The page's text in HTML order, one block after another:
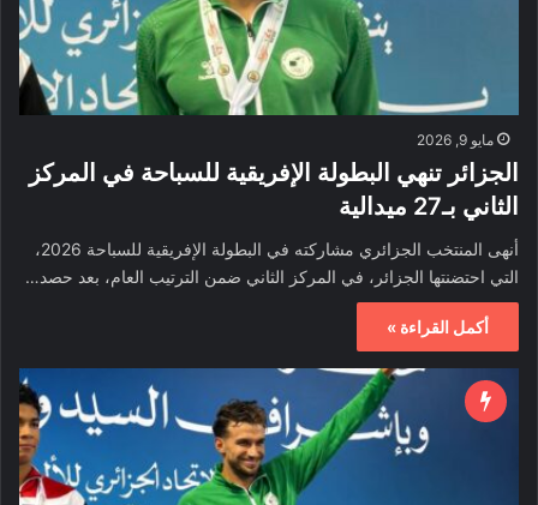
مايو 9, 2026
الجزائر تنهي البطولة الإفريقية للسباحة في المركز
الثاني بـ27 ميدالية
أنهى المنتخب الجزائري مشاركته في البطولة الإفريقية للسباحة 2026،
التي احتضنتها الجزائر، في المركز الثاني ضمن الترتيب العام، بعد حصد…
أكمل القراءة »